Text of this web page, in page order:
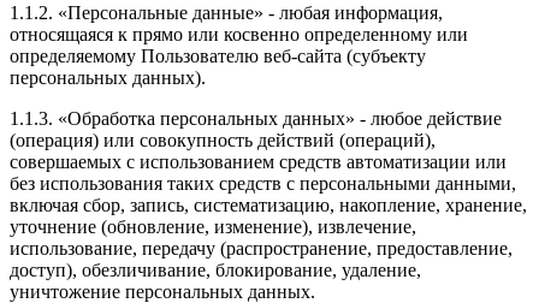
1.1.2. «Персональные данные» - любая информация,
относящаяся к прямо или косвенно определенному или
определяемому Пользователю веб-сайта (субъекту
персональных данных).
1.1.3. «Обработка персональных данных» - любое действие
(операция) или совокупность действий (операций),
совершаемых с использованием средств автоматизации или
без использования таких средств с персональными данными,
включая сбор, запись, систематизацию, накопление, хранение,
уточнение (обновление, изменение), извлечение,
использование, передачу (распространение, предоставление,
доступ), обезличивание, блокирование, удаление,
уничтожение персональных данных.